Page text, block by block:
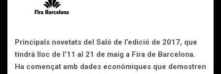
Principals novetats del Saló de l’edició de 2017, que
tindrà lloc de l’11 al 21 de maig a Fira de Barcelona.
Ha començat amb dades econòmiques que demostren